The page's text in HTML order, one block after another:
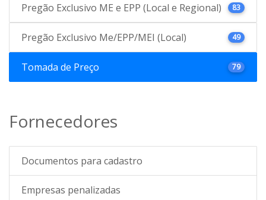
Pregão Exclusivo ME e EPP (Local e Regional) 83
Pregão Exclusivo Me/EPP/MEI (Local) 49
Tomada de Preço 79
Fornecedores
Documentos para cadastro
Empresas penalizadas